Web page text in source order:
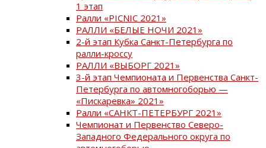
1 этап
Ралли «PICNIC 2021»
РАЛЛИ «БЕЛЫЕ НОЧИ 2021»
2-й этап Кубка Санкт-Петербурга по
ралли-кроссу
РАЛЛИ «ВЫБОРГ 2021»
3-й этап Чемпионата и Первенства Санкт-
Петербурга по автомногоборью —
«Пискаревка» 2021»
Ралли «САНКТ-ПЕТЕРБУРГ 2021»
Чемпионат и Первенство Северо-
Западного Федерального округа по